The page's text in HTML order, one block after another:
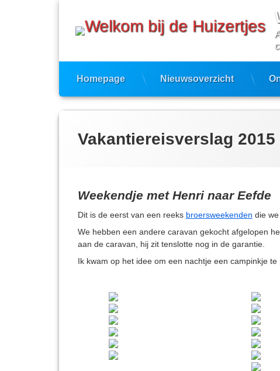
Homepage Nieuwsoverzicht
Vakantiereisverslag 2015
Weekendje met Henri naar Eefde
Dit is de eerst van een reeks broersweekenden die
We hebben een andere caravan gekocht afgelopen
aan de caravan, hij zit tenslotte nog in de garantie.
Ik kwam op het idee om een nachtje een campinkje